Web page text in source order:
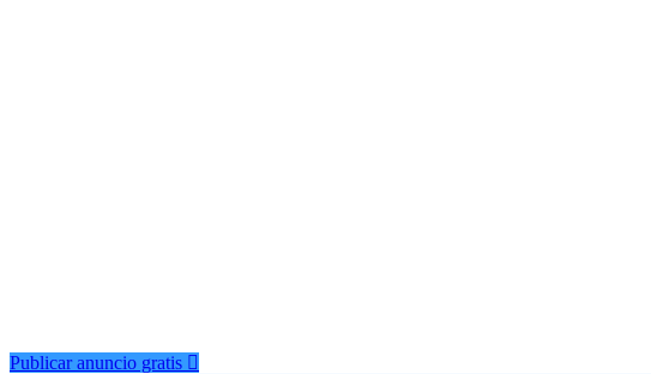
Publicar anuncio gratis